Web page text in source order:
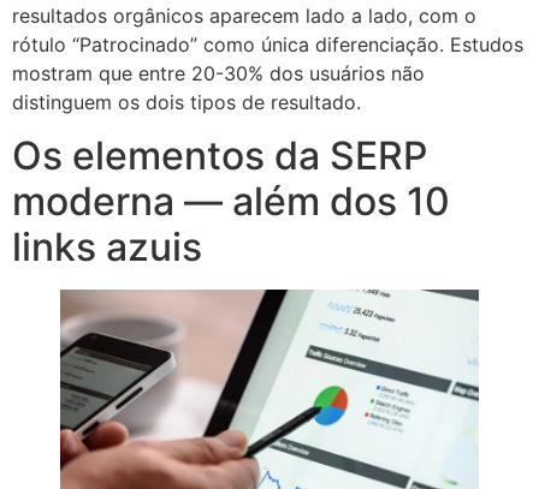
resultados orgânicos aparecem lado a lado, com o
rótulo “Patrocinado” como única diferenciação. Estudos
mostram que entre 20-30% dos usuários não
distinguem os dois tipos de resultado.
Os elementos da SERP
moderna — além dos 10
links azuis